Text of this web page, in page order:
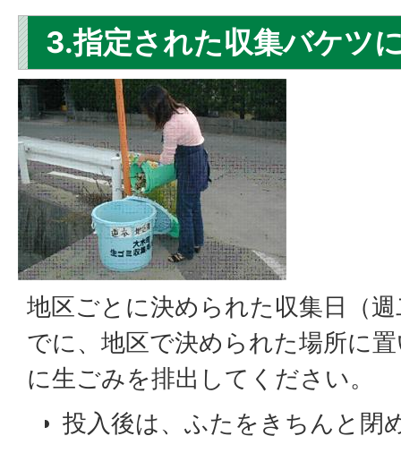
3.指定された収集バケツ
地区ごとに決められた収集日（
でに、地区で決められた場所に
に生ごみを排出してください。
投入後は、ふたをきちんと閉